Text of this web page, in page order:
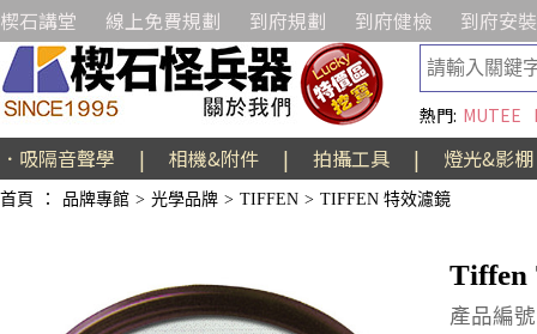
楔石講堂 線上免費規劃 到府規劃 到府健檢 到府安裝
熱門: MUTEE
．吸隔音聲學 | 相機&附件 | 拍攝工具 | 燈光&影棚
首頁 ： 品牌專館 > 光學品牌 > TIFFEN > TIFFEN 特效濾鏡
Tiffen
產品編